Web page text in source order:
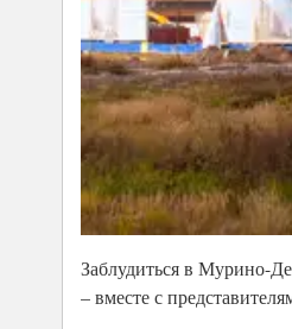
Заблудиться в Мурино-
– вместе с